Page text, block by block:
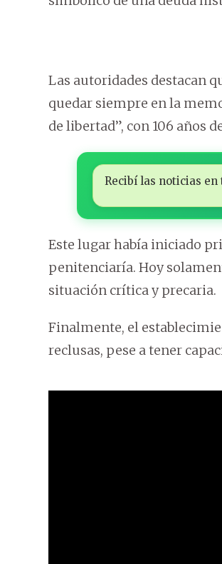
Las autoridades destacan
quedar siempre en la
de libertad”, con 106 años
Recibí las noticias en
Este lugar había iniciado
penitenciaría. Hoy
situación crítica y precaria.
Finalmente, el
reclusas, pese a tener